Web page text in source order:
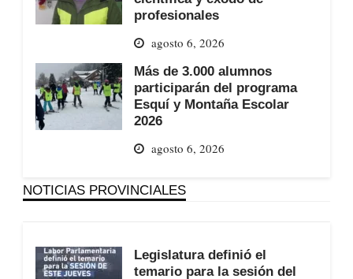
profesionales
agosto 6, 2026
Más de 3.000 alumnos
participarán del programa
Esquí y Montaña Escolar
2026
agosto 6, 2026
NOTICIAS PROVINCIALES
Legislatura definió el
temario para la sesión del